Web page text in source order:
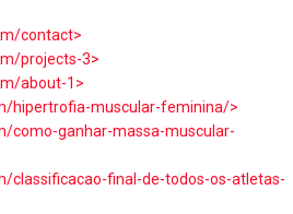
contact>
projects-3>
about-1>
hipertrofia-muscular-feminina/>
como-ganhar-massa-muscular-
classificacao-final-de-todos-os-atletas-